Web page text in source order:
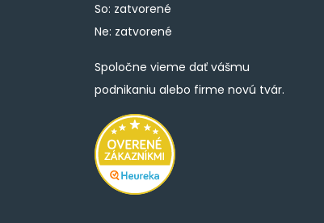
So: zatvorené
Ne: zatvorené
Spoločne vieme dať vášmu
podnikaniu alebo firme novú tvár.